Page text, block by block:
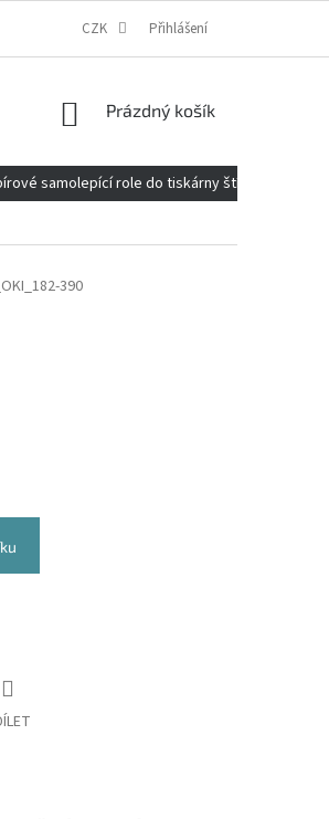
REKLAMACE ELEKTROMOBILITA 2020
CZK Přihlášení
NÁKUPNÍ
Prázdný košík
samolepící role do tiskárny štítků
390